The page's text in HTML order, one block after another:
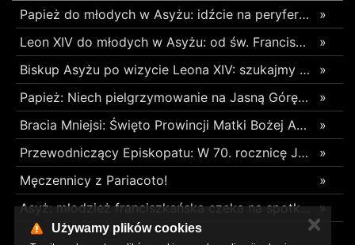
»
Papież do młodych w Asyżu: idźcie na peryferie i budujcie cywilizację miłości
»
Leon XIV do młodych w Asyżu: od św. Franciszka uczcie się budowania pokoju i wspólnoty
»
Biskup Asyżu po wizycie Leona XIV: szukajmy młodych tam, gdzie się znajdują, używając ich języka
»
Papież: Niech pielgrzymowanie na Jasną Górę umocni wiarę i nadzieję
»
Bracia Mniejsi: Święto Prowincji Matki Bożej Anielskiej w Wieliczce
»
Przewodniczący Episkopatu: W 70. rocznicę Jasnogórskich Ślubów Narodu skierujmy nasze serce ku Maryi
»
Męczennicy z Pariacoto!
»
Asyż: młodzież franciszkańska czeka na spotkanie z Leonem XIV
Używamy plików cookies ✕